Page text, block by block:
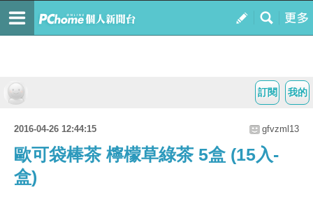
我的
訂閱
2016-04-26 12:44:15 gfvzml13
歐可袋棒茶 檸檬草綠茶 5盒 (15入-
盒)